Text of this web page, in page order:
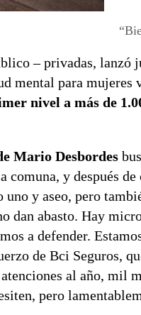
– privadas, lanzó
mental para mujeres
nivel a más de
Mario Desbordes
comuna, y después de
y aseo, pero
dan abasto. Hay
a defender.
de Bci Seguros,
al año, mil
pero